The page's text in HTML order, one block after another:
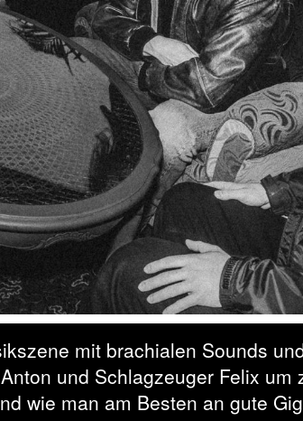
mit brachialen Sounds
und Schlagzeuger Felix
wie man am Besten an gute